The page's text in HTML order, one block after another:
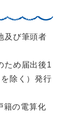
及び筆頭者
ため届出後1
除く）発行
籍の電算化